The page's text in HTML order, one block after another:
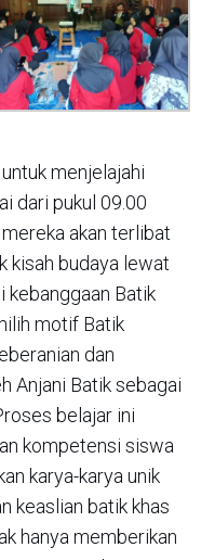
menjelajahi
dari pukul 09.00
akan terlibat
kisah budaya lewat
kebanggaan Batik
motif Batik
dan
Anjani Batik sebagai
belajar ini
kompetensi siswa
karya-karya unik
keaslian batik khas
hanya memberikan